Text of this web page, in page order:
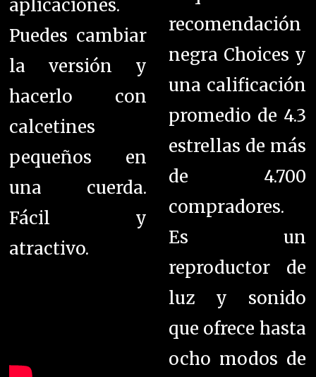
aplicaciones.
Puedes cambiar
la versión y
hacerlo con
calcetines
pequeños en
una cuerda.
Fácil y
atractivo.
recomendación
negra Choices y
una calificación
promedio de 4.3
estrellas de más
de 4.700
compradores.
Es un
reproductor de
luz y sonido
que ofrece hasta
ocho modos de